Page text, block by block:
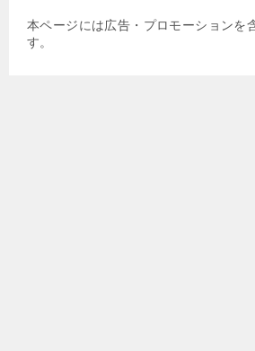
本ページには広告・プロモーションを
す。